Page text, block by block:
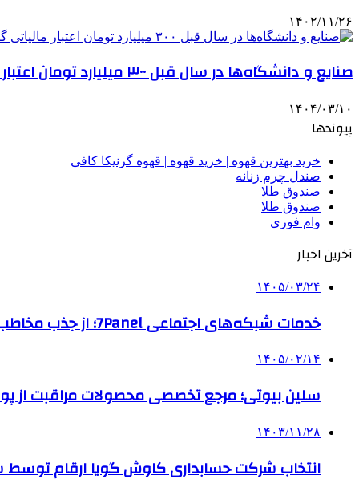
۱۴۰۲/۱۱/۲۶
صنایع و دانشگاه‌ها در سال قبل ۳۰۰ میلیارد تومان اعتبار مالیاتی گرفتند
۱۴۰۴/۰۳/۱۰
پیوندها
خرید بهترین قهوه | خرید قهوه | قهوه گرنیکا کافی
صندل چرم زنانه
صندوق طلا
صندوق طلا
وام فوری
آخرین اخبار
۱۴۰۵/۰۳/۲۴
خدمات شبکه‌های اجتماعی 7Panel؛ از جذب مخاطب تا افزایش درآمد
۱۴۰۵/۰۲/۱۴
سلین بیوتی؛ مرجع تخصصی محصولات مراقبت از
۱۴۰۳/۱۱/۲۸
انتخاب شرکت حسابداری کاوش گویا ارقام توسط